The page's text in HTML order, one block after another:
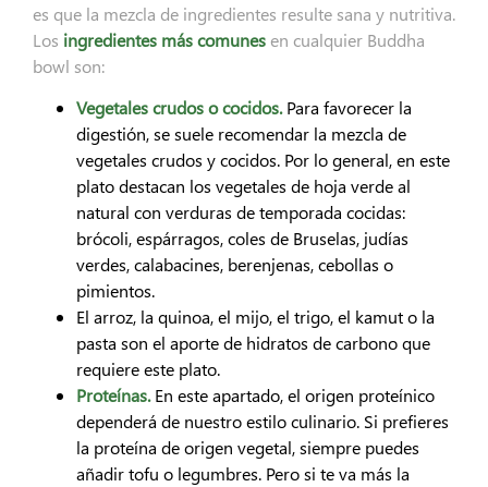
es que la mezcla de ingredientes resulte sana y nutritiva.
Los ingredientes más comunes en cualquier Buddha
bowl son:
Vegetales crudos o cocidos.Para favorecer la
digestión, se suele recomendar la mezcla de
vegetales crudos y cocidos. Por lo general, en este
plato destacan los vegetales de hoja verde al
natural con verduras de temporada cocidas:
brócoli, espárragos, coles de Bruselas, judías
verdes, calabacines, berenjenas, cebollas o
pimientos.
El arroz, la quinoa, el mijo, el trigo, el kamut o la
pasta son el aporte de hidratos de carbono que
requiere este plato.
Proteínas.En este apartado, el origen proteínico
dependerá de nuestro estilo culinario. Si prefieres
la proteína de origen vegetal, siempre puedes
añadir tofu o legumbres. Pero si te va más la